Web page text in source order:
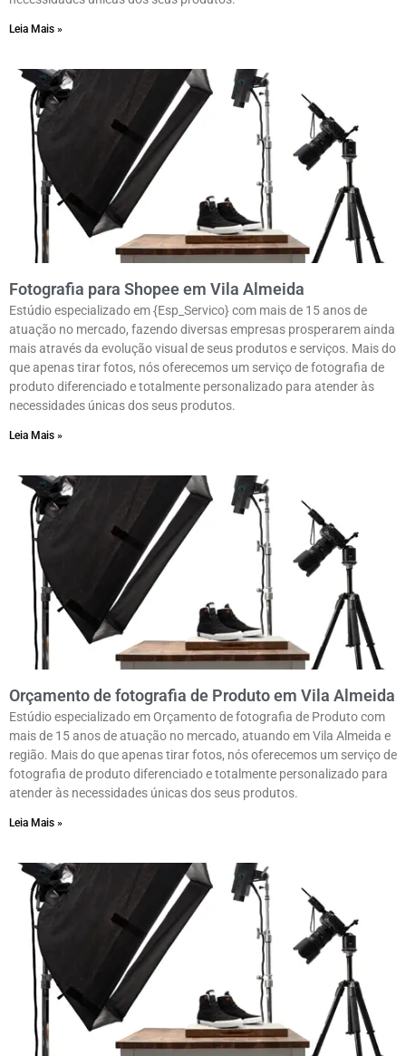
Leia Mais »
Fotografia para Shopee em Vila Almeida
Estúdio especializado em {Esp_Servico} com mais de 15 anos de
atuação no mercado, fazendo diversas empresas prosperarem ainda
mais através da evolução visual de seus produtos e serviços. Mais do
que apenas tirar fotos, nós oferecemos um serviço de fotografia de
produto diferenciado e totalmente personalizado para atender às
necessidades únicas dos seus produtos.
Leia Mais »
Orçamento de fotografia de Produto em Vila Almeida
Estúdio especializado em Orçamento de fotografia de Produto com
mais de 15 anos de atuação no mercado, atuando em Vila Almeida e
região. Mais do que apenas tirar fotos, nós oferecemos um serviço de
fotografia de produto diferenciado e totalmente personalizado para
atender às necessidades únicas dos seus produtos.
Leia Mais »